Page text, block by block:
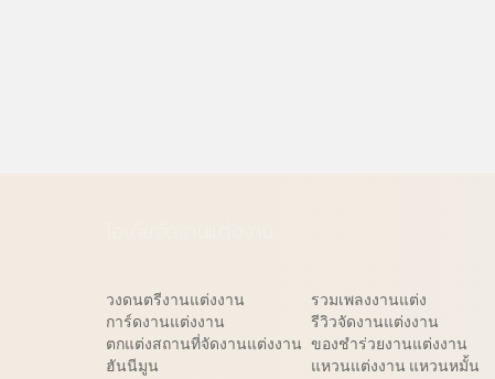
วงดนตรีงานแต่งงาน
การ์ดงานแต่งงาน
ตกแต่งสถานที่จัดงานแต่งงาน
ฮันนีมูน
รวมเพลงงานแต่ง
รีวิวจัดงานแต่งงาน
ของชำร่วยงานแต่งงาน
แหวนแต่งงาน แหวนหมั้น